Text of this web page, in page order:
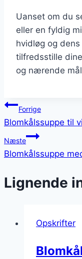
Uanset om du
eller en fyldig
hvidløg og
tilfredsstille
og nærende
Forrige
Blomkålssuppe til
Næste
Blomkålssuppe
Lignende
Opskrifter